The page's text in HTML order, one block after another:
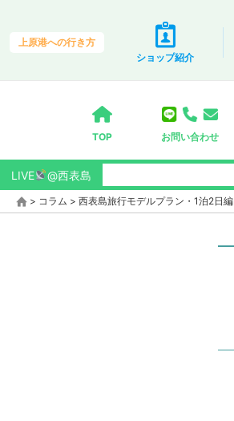
上原港への行き方
ショップ紹介
TOP お問い合わせ
LIVE @西表島
> コラム > 西表島旅行モデルプラン・1泊2日編